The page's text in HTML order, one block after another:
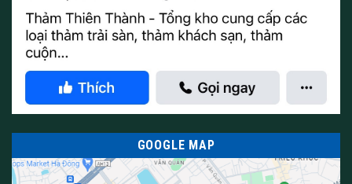
GOOGLE MAP